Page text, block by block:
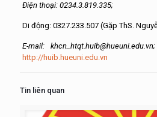
Điện thoại: 0234.3.819.335;
Di động: 0327.233.507 (Gặp ThS.
E-mail:
http://huib.hueuni.edu.vn
Tin liên quan